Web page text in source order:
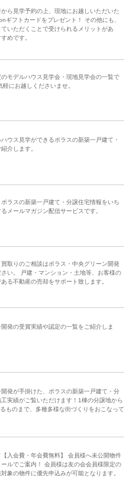
ら見学予約の上、現地にお越しいただいた
ギフトカードをプレゼント！ その他にも、
ていただくことで受けられるメリットがあ
めです。
モデルハウス見学会・現地見学会の一覧で
軽にお越しくださいませ。
ウス見学ができるポラスの新築一戸建て・
介します。
ポラスの新築一戸建て・分譲住宅情報をいち
メールマガジン配信サービスです。
取りのご相談はポラス・中央グリーン開発
い。 戸建・マンション・土地等、お客様の
る不動産の売却をサポート致します。
発の受賞実績や認定の一覧をご紹介しま
発が手掛けた、ポラスの新築一戸建て・分
実績がご覧いただけます！1棟の分譲地から
ものまで、多種多様な街づくりをおこなって
【入会費・年会費無料】 会員様へ未公開物件
ールでご案内！ 会員様は友の会会員様限定の
象の物件に優先申込みが可能となります。